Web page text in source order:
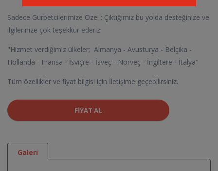
Sadece Gurbetcilerimize Özel : Çıktığımız bu yolda desteğinize ve
ilgilerinize çok teşekkür ederiz.
"Hizmet verdiğimiz ülkeler; Almanya - Avusturya - Belçika -
Hollanda - Fransa - İsviçre - İsveç - Norveç - İngiltere - İtalya"
Tüm özellikler ve fiyat bilgisi için İletişime geçebilirsiniz.
FIYAT AL
Galeri